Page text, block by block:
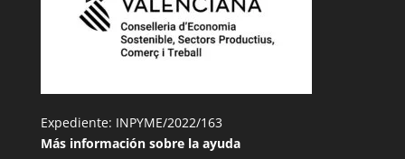
Expediente: INPYME/2022/163
Más información sobre la ayuda